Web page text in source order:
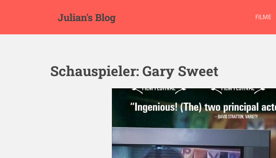
Julian's Blog FILME
Schauspieler:Gary Sweet